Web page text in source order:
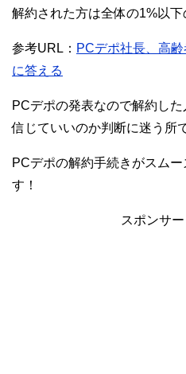
解約された方は全体の1%以下
参考URL： PCデポ社長、高
に答える
PCデポの発表なので解約した
信じていいのか判断に迷う所
PCデポの解約手続きがスム
す！
スポンサ